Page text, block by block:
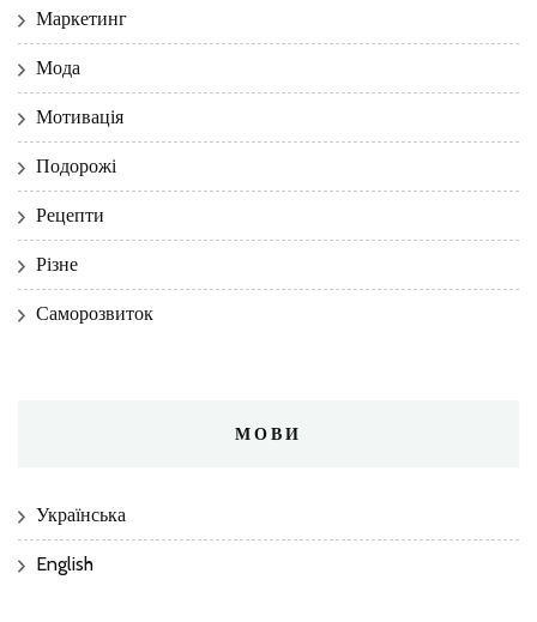
Маркетинг
Мода
Мотивація
Подорожі
Рецепти
Різне
Саморозвиток
МОВИ
Українська
English